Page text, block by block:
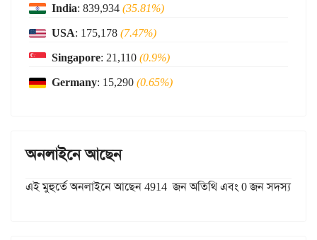
India: 839,934(35.81%)
USA: 175,178(7.47%)
Singapore: 21,110(0.9%)
Germany: 15,290(0.65%)
অনলাইনে আছেন
এই মুহুর্তে অনলাইনে আছেন 4914 জন অতিথি এবং 0 জন সদস্য